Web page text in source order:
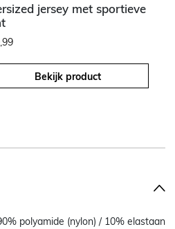
jersey met sportieve
Bekijk product
polyamide (nylon) / 10% elastaan